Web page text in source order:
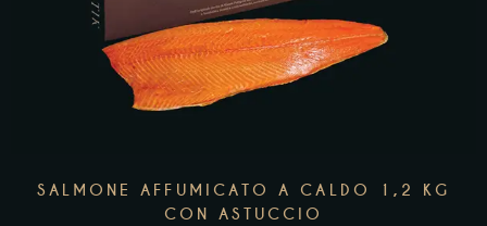
SALMONE AFFUMICATO A CALDO 1,2 KG
CON ASTUCCIO